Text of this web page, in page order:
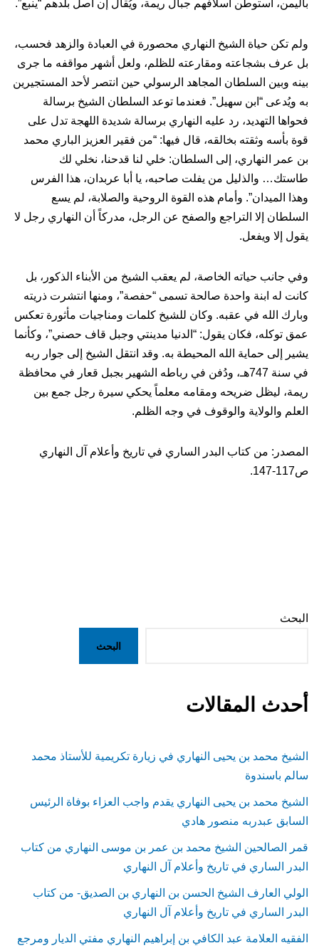
باليمن، استوطن أسلافهم جبال ريمة، ويُقال إن أصل بلدهم “ينبع”.
ولم تكن حياة الشيخ النهاري محصورة في العبادة والزهد فحسب،
بل عرف بشجاعته ومقارعته للظلم، ولعل أشهر مواقفه ما جرى
بينه وبين السلطان المجاهد الرسولي حين انتصر لأحد المستجيرين
به ويُدعى “ابن سهيل”. فعندما توعد السلطان الشيخ برسالة
فحواها التهديد، رد عليه النهاري برسالة شديدة اللهجة تدل على
قوة بأسه وثقته بخالقه، قال فيها: “من فقير العزيز الباري محمد
بن عمر النهاري، إلى السلطان: خلي لنا قدحنا، نخلي لك
طاستك… والذليل من يفلت صاحبه، يا أبا عربدان، هذا الفرس
وهذا الميدان”. وأمام هذه القوة الروحية والصلابة، لم يسع
السلطان إلا التراجع والصفح عن الرجل، مدركاً أن النهاري رجل لا
يقول إلا ويفعل.
وفي جانب حياته الخاصة، لم يعقب الشيخ من الأبناء الذكور، بل
كانت له ابنة واحدة صالحة تسمى “حفصة”، ومنها انتشرت ذريته
وبارك الله في عقبه. وكان للشيخ كلمات ومناجيات مأثورة تعكس
عمق توكله، فكان يقول: “الدنيا مدينتي وجبل قاف حصني”، وكأنما
يشير إلى حماية الله المحيطة به. وقد انتقل الشيخ إلى جوار ربه
في سنة 747هـ، ودُفن في رباطه الشهير بجبل قعار في محافظة
ريمة، ليظل ضريحه ومقامه معلماً يحكي سيرة رجل جمع بين
العلم والولاية والوقوف في وجه الظلم.
المصدر: من كتاب البدر الساري في تاريخ وأعلام آل النهاري
ص117-147.
البحث
البحث
أحدث المقالات
الشيخ محمد بن يحيى النهاري في زيارة تكريمية للأستاذ محمد
سالم باسندوة
الشيخ محمد بن يحيى النهاري يقدم واجب العزاء بوفاة الرئيس
السابق عبدربه منصور هادي
قمر الصالحين الشيخ محمد بن عمر بن موسى النهاري من كتاب
البدر الساري في تاريخ وأعلام آل النهاري
الولي العارف الشيخ الحسن بن النهاري بن الصديق- من كتاب
البدر الساري في تاريخ وأعلام آل النهاري
الفقيه العلامة عبد الكافي بن إبراهيم النهاري مفتي الديار ومرجع